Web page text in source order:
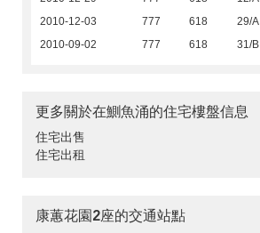
2010-12-03 777 618 29/A
2010-09-02 777 618 31/B
更多關於在鰂魚涌的住宅樓盤信息
住宅出售
住宅出租
康蕙花園2座的交通站點